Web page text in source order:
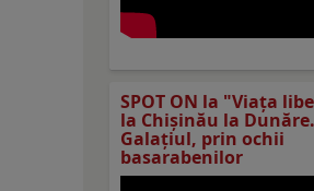
SPOT ON la "Viaţa
la Chișinău la Dunăre.
Galațiul, prin ochii
basarabenilor